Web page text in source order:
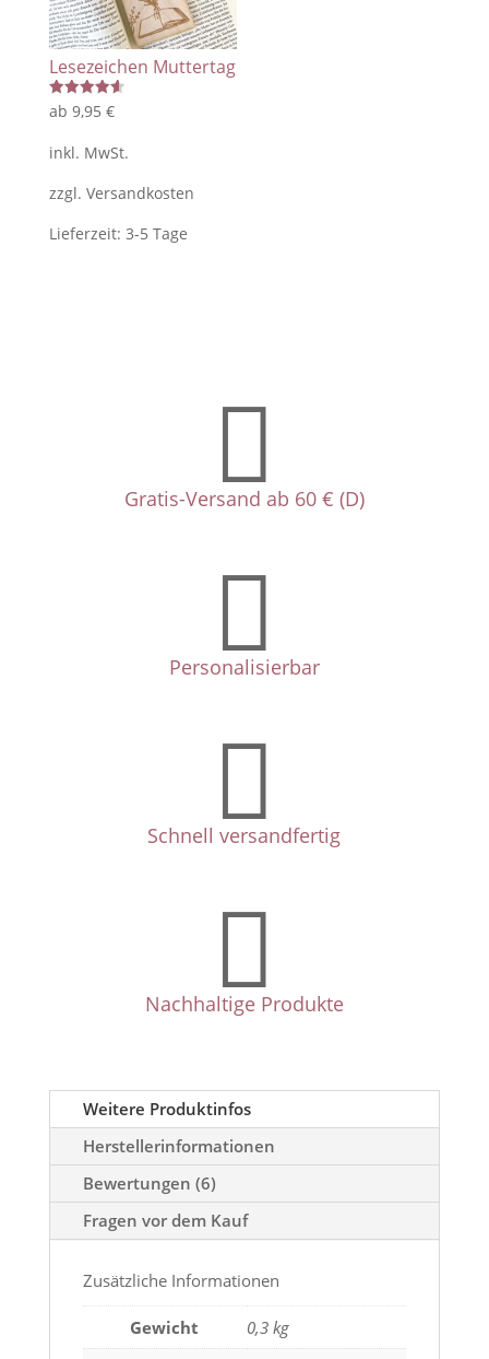
Lesezeichen Muttertag
Bewertet
mit
von 5
ab 9,95 €
inkl. MwSt.
zzgl. Versandkosten
Lieferzeit: 3-5 Tage

Gratis-Versand ab 60 € (D)

Personalisierbar

Schnell versandfertig

Nachhaltige Produkte
Weitere Produktinfos
Herstellerinformationen
Bewertungen (6)
Fragen vor dem Kauf
Zusätzliche Informationen
Gewicht 0,3 kg